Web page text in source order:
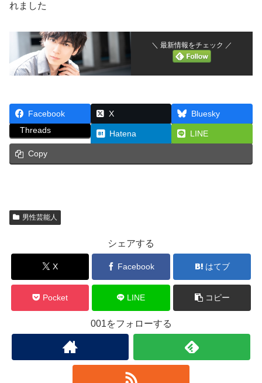
れました
＼ 最新情報をチェック ／
Facebook X
Bluesky
Threads
Hatena LINE
Copy
男性芸能人
シェアする
X Facebook はてブ
Pocket LINE コピー
001をフォローする